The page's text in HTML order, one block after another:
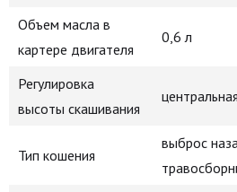
Объем масла в
картере двигателя
0,6 л
Регулировка
высоты скашивания
Тип кошения
выброс